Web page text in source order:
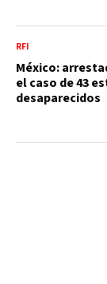
RFI
México:
el caso de 43
desaparecidos